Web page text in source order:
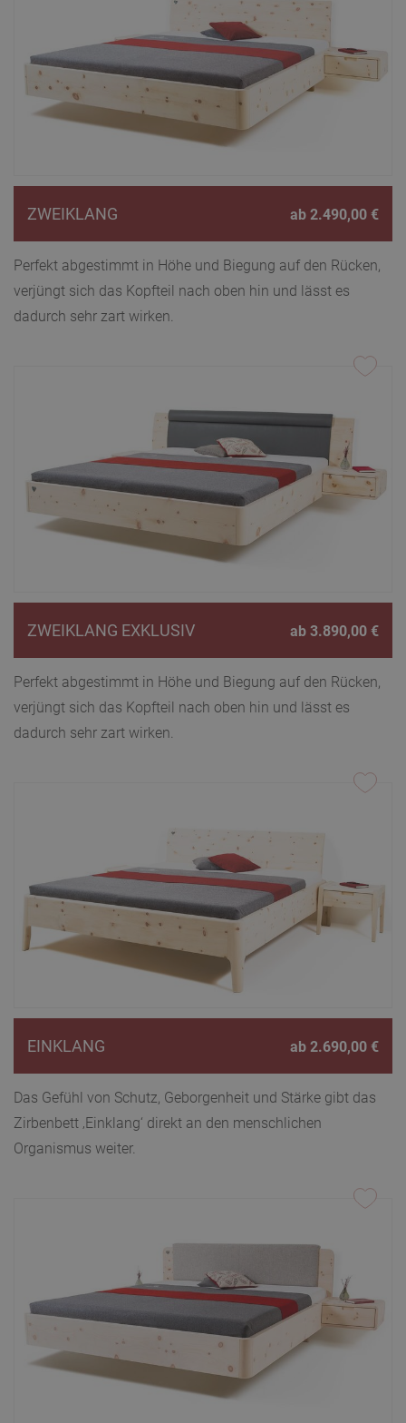
ZWEIKLANG ab 2.490,00 €
Perfekt abgestimmt in Höhe und Biegung auf den Rücken,
verjüngt sich das Kopfteil nach oben hin und lässt es
dadurch sehr zart wirken.
ZWEIKLANG EXKLUSIV ab 3.890,00 €
Perfekt abgestimmt in Höhe und Biegung auf den Rücken,
verjüngt sich das Kopfteil nach oben hin und lässt es
dadurch sehr zart wirken.
EINKLANG ab 2.690,00 €
Das Gefühl von Schutz, Geborgenheit und Stärke gibt das
Zirbenbett ‚Einklang‘ direkt an den menschlichen
Organismus weiter.